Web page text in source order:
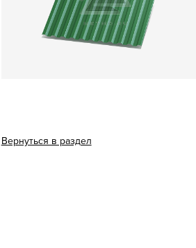
Вернуться в раздел